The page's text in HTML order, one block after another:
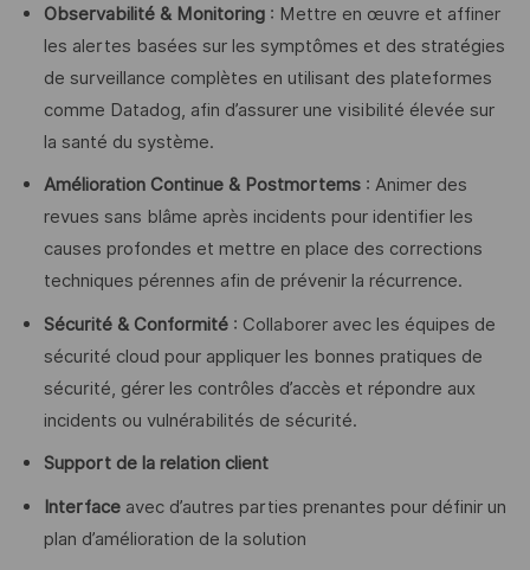
Observabilité & Monitoring : Mettre en œuvre et affiner
les alertes basées sur les symptômes et des stratégies
de surveillance complètes en utilisant des plateformes
comme Datadog, afin d’assurer une visibilité élevée sur
la santé du système.
Amélioration Continue & Postmortems : Animer des
revues sans blâme après incidents pour identifier les
causes profondes et mettre en place des corrections
techniques pérennes afin de prévenir la récurrence.
Sécurité & Conformité: Collaborer avec les équipes de
sécurité cloud pour appliquer les bonnes pratiques de
sécurité, gérer les contrôles d’accès et répondre aux
incidents ou vulnérabilités de sécurité.
Support de la relation client
Interfaceavec d’autres parties prenantes pour définir un
plan d’amélioration de la solution